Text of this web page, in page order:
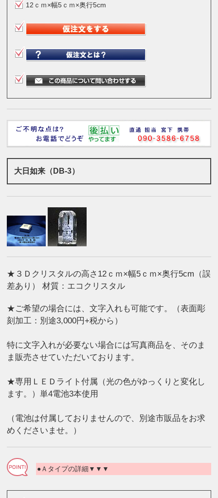
12ｃｍ×幅5ｃｍ×奥行5cm
大日如来（DB-3）
★３Ｄクリスタルの高さ12ｃｍ×幅5ｃｍ×奥行5cm（誤
差あり） 材質：エコクリスタル
★ご希望の場合には、文字入れも可能です。（表面彫
刻加工：別途3,000円+税から）
特に文字入れが必要ない場合には写真商品を、そのま
ま販売させていただいております。
★専用ＬＥＤライト付属（光の色がゆっくりと変化し
ます。）単4電池3本使用
（電池は付属しておりませんので、別途市販品をお求
めくださいませ。）
●Ａタイプの詳細▼▼▼